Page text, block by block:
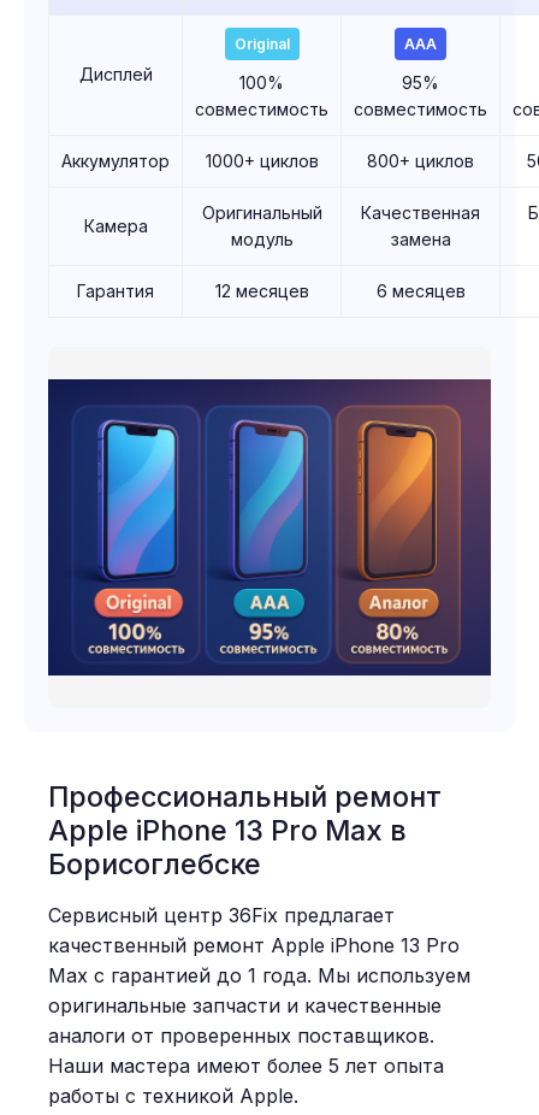
Дисплей
Original
100%
совместимость
AAA
95%
совместимость
Аккумулятор 1000+ циклов 800+ циклов
Камера
Оригинальный
модуль
Качественная
замена
Гарантия 12 месяцев 6 месяцев
Профессиональный ремонт
Apple iPhone 13 Pro Max в
Борисоглебске
Сервисный центр 36Fix предлагает
качественный ремонт Apple iPhone 13 Pro
Max с гарантией до 1 года. Мы используем
оригинальные запчасти и качественные
аналоги от проверенных поставщиков.
Наши мастера имеют более 5 лет опыта
работы с техникой Apple.